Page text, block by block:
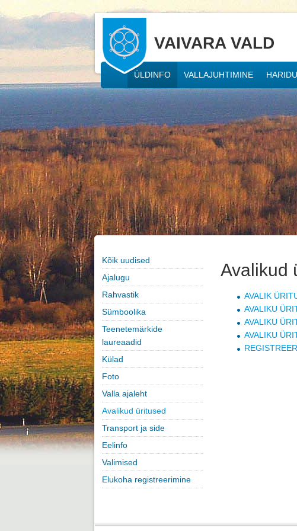
VAIVARA VALD
ÜLDINFO VALLAJUHTIMINE
Kõik uudised
Ajalugu
Rahvastik
Sümboolika
Teenetemärkide
laureaadid
Külad
Foto
Valla ajaleht
Avalikud üritused
Transport ja side
Eelinfo
Valimised
Elukoha registreerimine
Avalikud
AVALIK
AVALIKU
AVALIKU
AVALIKU